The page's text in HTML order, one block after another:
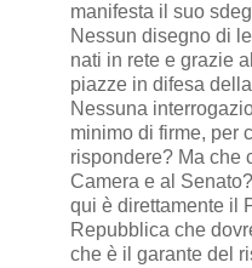
manifesta il suo
Nessun disegno di
nati in rete e grazie
piazze in difesa
Nessuna
minimo di firme, per
rispondere? Ma che
Camera e al
qui è direttamente il
Repubblica che
che è il garante del